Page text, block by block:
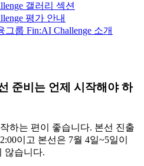
갤러리 섹션
평가 안내
룹 Fin:AI Challenge 소개
준비는 언제 시작해야 하
하는 편이 좋습니다. 본선 진출
이고 본선은 7월 4일~5일이
않습니다.